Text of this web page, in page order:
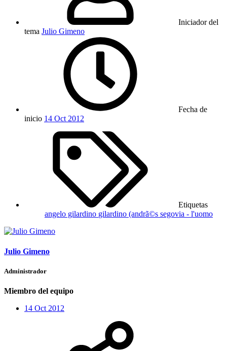
Iniciador del
tema Julio Gimeno
Fecha de
inicio 14 Oct 2012
Etiquetas
angelo gilardino gilardino (andrã©s segovia - l'uomo
Julio Gimeno
Administrador
Miembro del equipo
14 Oct 2012